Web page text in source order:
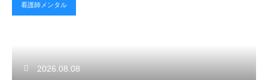
看護師メンタル
2026.08.08